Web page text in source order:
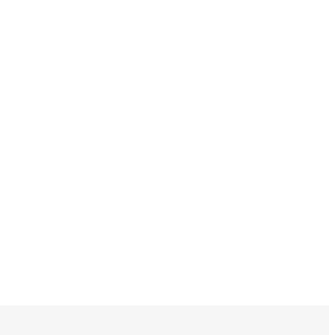
的服务质量和合理的价格，满